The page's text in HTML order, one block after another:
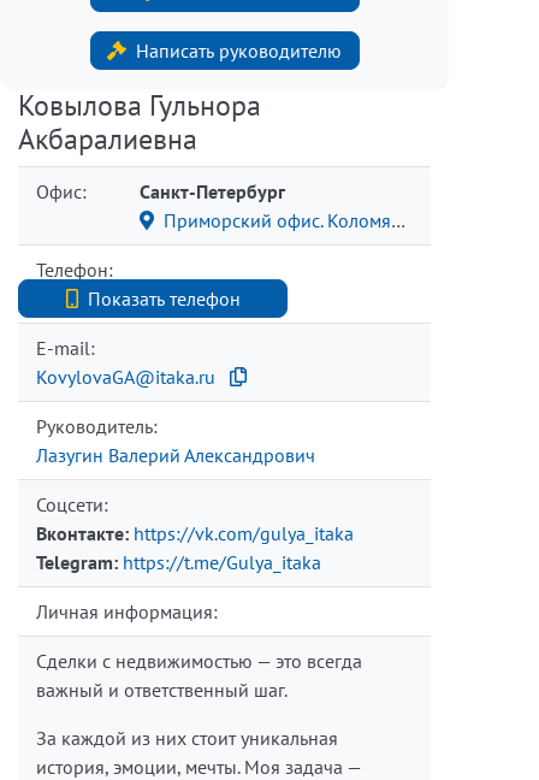
Написать руководителю
Ковылова Гульнора
Акбаралиевна
Офис:
Санкт-Петербург
Приморский офис. Коломяжский пр., 15/2
Телефон:
Показать телефон
+7 9111181947
E-mail:
KovylovaGA@itaka.ru
Руководитель:
Лазугин Валерий Александрович
Соцсети:
Вконтакте: https://vk.com/gulya_itaka
Telegram: https://t.me/Gulya_itaka
Личная информация:
Сделки с недвижимостью — это всегда
важный и ответственный шаг.
За каждой из них стоит уникальная
история, эмоции, мечты. Моя задача —